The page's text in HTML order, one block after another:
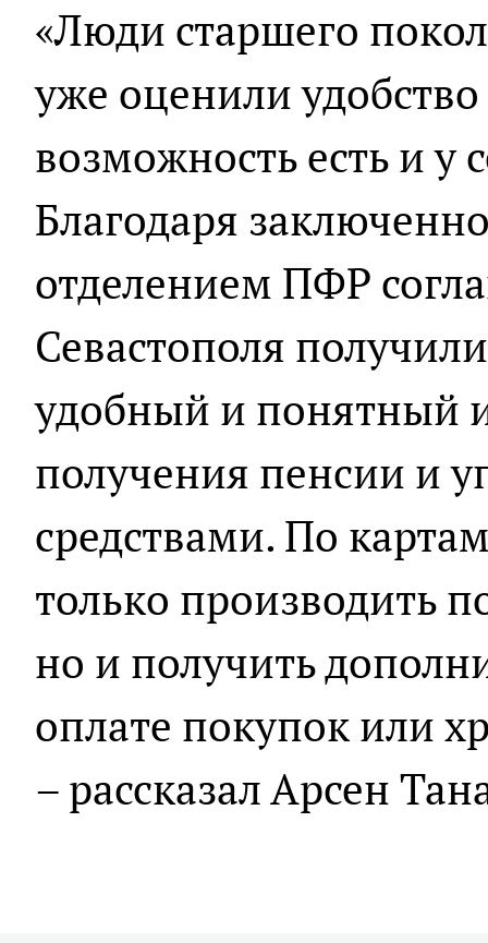
«Люди старшего
уже оценили
возможность есть и у
Благодаря
отделением ПФР
Севастополя
удобный и понятный
получения пенсии и
средствами. По
только производить
но и получить
оплате покупок или
– рассказал Арсен